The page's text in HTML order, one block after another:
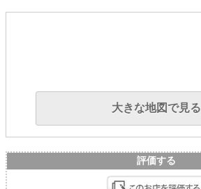
大きな地図で見る
評価する